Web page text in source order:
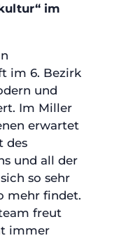
im
im 6. Bezirk
und
Im Miller
erwartet
des
und all der
so sehr
mehr findet.
freut
immer